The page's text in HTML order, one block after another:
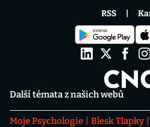
Další témata z našich webů
Moje Psychologie Blesk Tlapky
RSS